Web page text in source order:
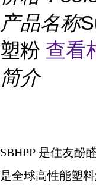
产品名称
塑粉 查看
简介
SBHPP 是住友酚
是全球高性能塑